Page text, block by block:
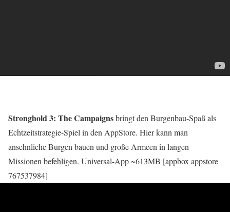
Stronghold 3: The Campaignsbringt den Burgenbau-Spaß als
Echtzeitstrategie-Spiel in den AppStore. Hier kann man
ansehnliche Burgen bauen und große Armeen in langen
Missionen befehligen. Universal-App ~613MB [appbox appstore
767537984]